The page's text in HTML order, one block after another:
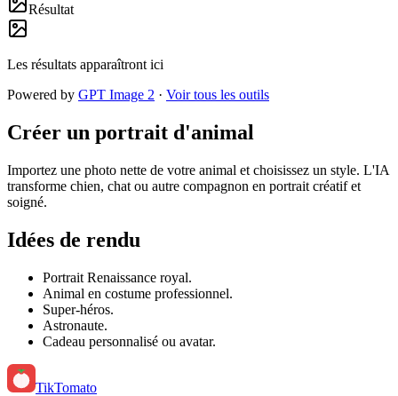
Résultat
Les résultats apparaîtront ici
Powered by GPT Image 2 · Voir tous les outils
Créer un portrait d'animal
Importez une photo nette de votre animal et choisissez un style. L'IA
transforme chien, chat ou autre compagnon en portrait créatif et
soigné.
Idées de rendu
Portrait Renaissance royal.
Animal en costume professionnel.
Super-héros.
Astronaute.
Cadeau personnalisé ou avatar.
TikTomato